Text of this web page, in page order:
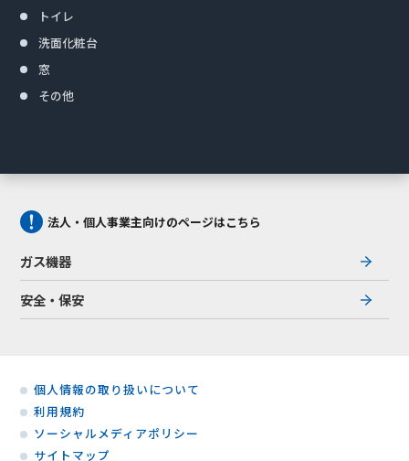
トイレ
洗面化粧台
窓
その他
法人・個人事業主向けのページはこちら
ガス機器
安全・保安
個人情報の取り扱いについて
利用規約
ソーシャルメディアポリシー
サイトマップ